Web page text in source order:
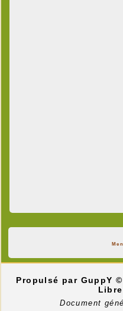
Propulsé par GuppY
Document